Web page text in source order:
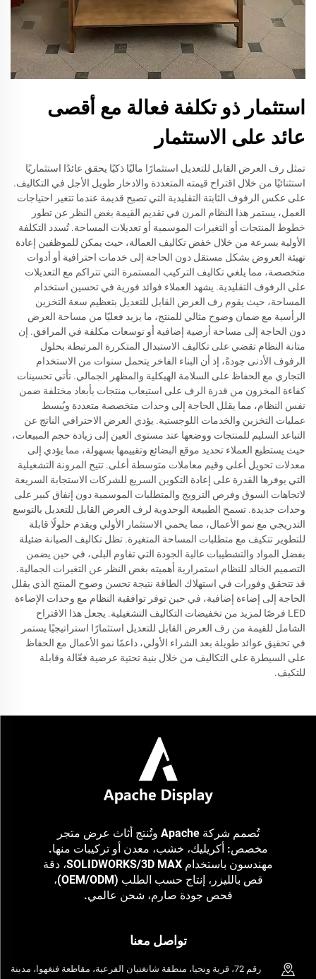
استثمار ذو تكلفة فعالة مع أقصى
عائد على الاستثمار
تمثل رف العرض القابل للتعديل استثمارًا ماليًا ذكيًا يحقق عائدًا استثماريًا
استثنائيًا من خلال اقتراح قيمته المتعددة والادخار طويل الأجل في التكاليف.
على عكس الرفوف الثابتة التقليدية التي تصبح قديمة عندما تتغير احتياجات
العمل، يستمر هذا النظام المرن في تقديم القيمة بغض النظر عن تطور
خطوط المنتجات أو التغيرات الموسمية أو تعديلات المساحة. تُسدد التكلفة
الأولية بسرعة من خلال خفض تكاليف العمالة، حيث يمكن للموظفين إعادة
تهيئة العروض بشكل مستقل دون الحاجة إلى خدمات احترافية أو أدوات
متخصصة، مما يلغي تكاليف التركيب المستمرة التي تتراكم مع التعديلات
على الرفوف التقليدية. يشهد العملاء فوائد فورية في تحسين استخدام
المساحة، حيث يقوم رف العرض القابل للتعديل بتعظيم سعة التخزين
الرأسية مع ضمان وضوح مثالي للمنتج، ما يزيد فعليًا من مساحة العرض
دون الحاجة إلى مساحة أرضية إضافية أو توسعات مكلفة في المرافق. إن
متانة النظام تقضي على تكاليف الاستبدال المتكررة المرتبطة بحلول
الرفوف الأدنى جودةً، إذ أن البناء الفاخر يتحمل سنوات من الاستخدام
التجاري مع الحفاظ على السلامة الهيكلية والمظهر الجمالي. تأتي تحسينات
كفاءة المخزون من قدرة الرف على استيعاب منتجات بأبعاد مختلفة ضمن
نفس النظام، مما يقلل الحاجة إلى وحدات متخصصة متعددة ويُبسط
عمليات التخزين والخدمات اللوجستية. يؤدي العرض الاحترافي الناتج عن
التباعد السليم للمنتجات ووضعها عند مستوى العين إلى زيادة حجم المبيعات،
حيث يستطيع العملاء تحديد موقع البضائع وتقييمها بسهولة، مما يؤدي إلى
معدلات تحويل أعلى وقيم معاملات متوسطة أعلى. تتيح المرونة التشغيلية
التي يوفرها القدرة على إعادة التكوين السريع للشركات الاستجابة السريعة
لاتجاهات السوق وفرص الترويج والمتطلبات الموسمية دون إنفاق كبير على
وحدات جديدة. تسمح الطبيعة الوحدوية لرف العرض القابل للتعديل بالتوسع
التدريجي مع نمو الأعمال، مما يحمي الاستثمار الأولي ويقدم حلولًا قابلة
للتطوير تتكيف مع متطلبات المساحة المتغيرة. تظل تكاليف الصيانة ضئيلة
بفضل المواد والتشطيبات عالية الجودة التي تقاوم البلى، في حين يضمن
التصميم الخالد للنظام استمرارية أهميته بغض النظر عن التغيرات الجمالية.
قد تتحقق وفورات في استهلاك الطاقة نتيجة تحسن وضوح المنتج الذي يقلل
الحاجة إلى إضاءة إضافية، في حين توفر توافقية النظام مع وحدات الإضاءة
LED فرصًا لمزيد من تخفيضات التكاليف التشغيلية. يجعل هذا الاقتراح
الشامل للقيمة من رف العرض القابل للتعديل استثمارًا استراتيجيًا يستمر
في تحقيق عوائد طويلة بعد الشراء الأولي، داعمًا نمو الأعمال مع الحفاظ
على السيطرة على التكاليف من خلال بنية تحتية عرضية فعّالة وقابلة
للتكيف.
تُصمم شركة Apache وتُنتج أثاث عرض متجر
مخصص: أكريليك، خشب، معدن أو تركيبات منها.
مهندسون باستخدام SOLIDWORKS/3D MAX، دقة
قص بالليزر، إنتاج حسب الطلب (OEM/ODM)،
فحص جودة صارم، شحن عالمي.
تواصل معنا
رقم 72، قرية ونجيا، منطقة شانغتيان الفرعية، مقاطعة فنغهوا، مدينة